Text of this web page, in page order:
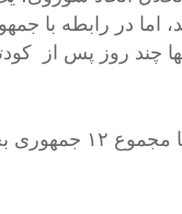
در رابطه با